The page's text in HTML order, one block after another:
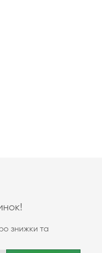
знижки та